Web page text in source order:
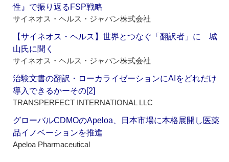
性』で振り返るFSP戦略
サイネオス・ヘルス・ジャパン株式会社
【サイネオス・ヘルス】世界とつなぐ「翻訳者」に 城
山氏に聞く
サイネオス・ヘルス・ジャパン株式会社
治験文書の翻訳・ローカライゼーションにAIをどれだけ
導入できるかーその[2]
TRANSPERFECT INTERNATIONAL LLC
グローバルCDMOのApeloa、日本市場に本格展開し医薬
品イノベーションを推進
Apeloa Pharmaceutical